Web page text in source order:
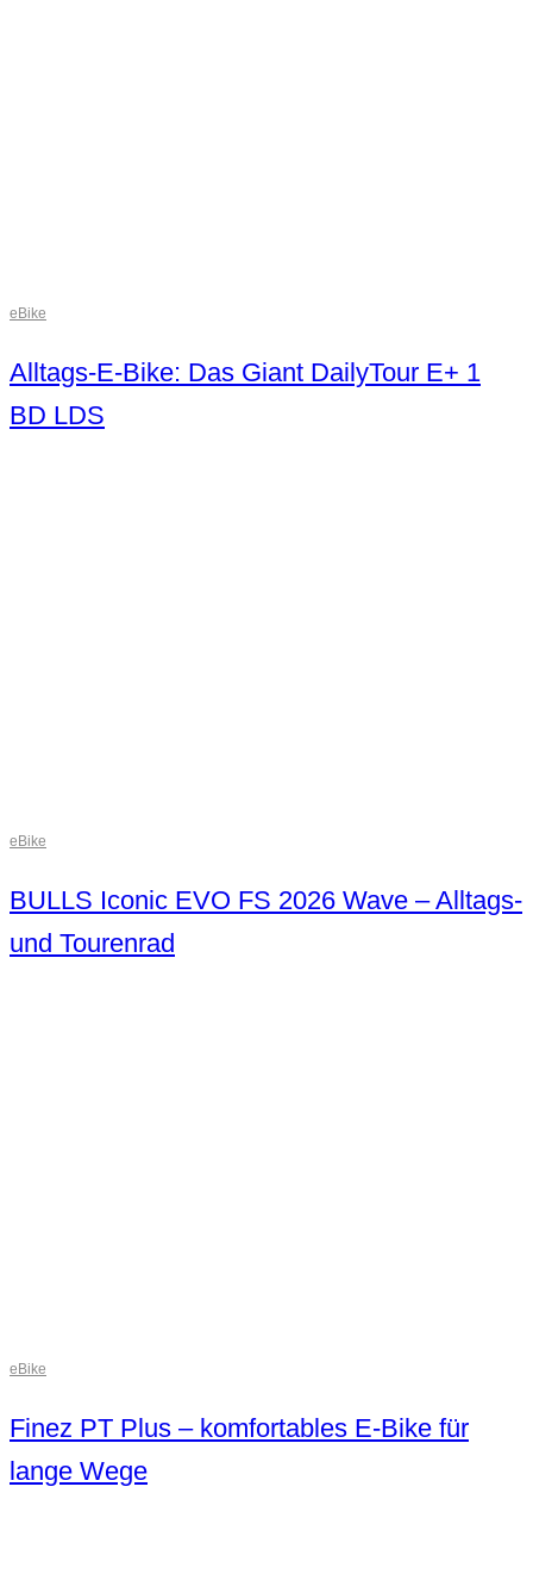
eBike
Alltags-E-Bike: Das Giant DailyTour E+ 1
BD LDS
eBike
BULLS Iconic EVO FS 2026 Wave – Alltags-
und Tourenrad
eBike
Finez PT Plus – komfortables E-Bike für
lange Wege